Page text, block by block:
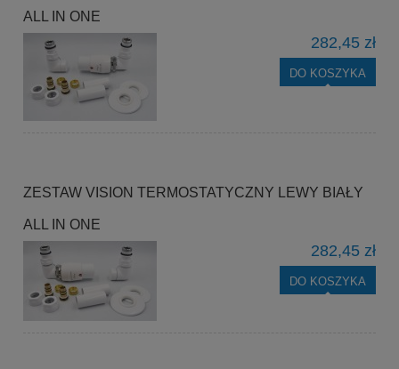
ALL IN ONE
282,45 zł
DO KOSZYKA
ZESTAW VISION TERMOSTATYCZNY LEWY BIAŁY
ALL IN ONE
282,45 zł
DO KOSZYKA